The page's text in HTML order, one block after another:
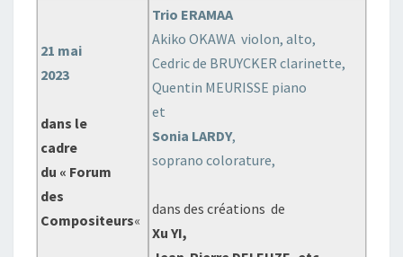
21 mai
2023
dans le
cadre
du « Forum
des
Compositeurs«
Trio ERAMAA
Akiko OKAWA violon, alto,
Cedric de BRUYCKER clarinette,
Quentin MEURISSE piano
et
Sonia LARDY,
soprano colorature,
dans des créations de
Xu YI,